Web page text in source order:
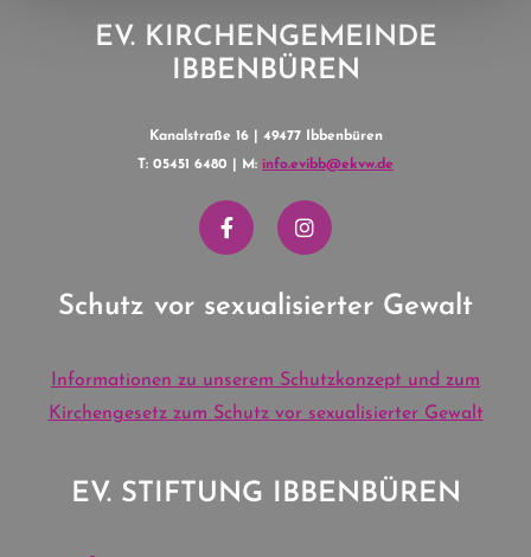
EV. KIRCHENGEMEINDE
IBBENBÜREN
Kanalstraße 16 | 49477 Ibbenbüren
T: 05451 6480 | M: info.evibb@ekvw.de
Schutz vor sexualisierter Gewalt
Informationen zu unserem Schutzkonzept und zum
Kirchengesetz zum Schutz vor sexualisierter Gewalt
EV. STIFTUNG IBBENBÜREN